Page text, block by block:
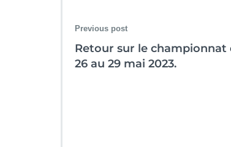
Previous post
Retour sur le championnat
26 au 29 mai 2023.